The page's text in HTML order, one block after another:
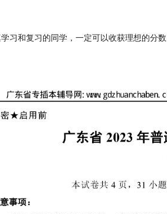
习和复习的同学，一定可以收获理想的分